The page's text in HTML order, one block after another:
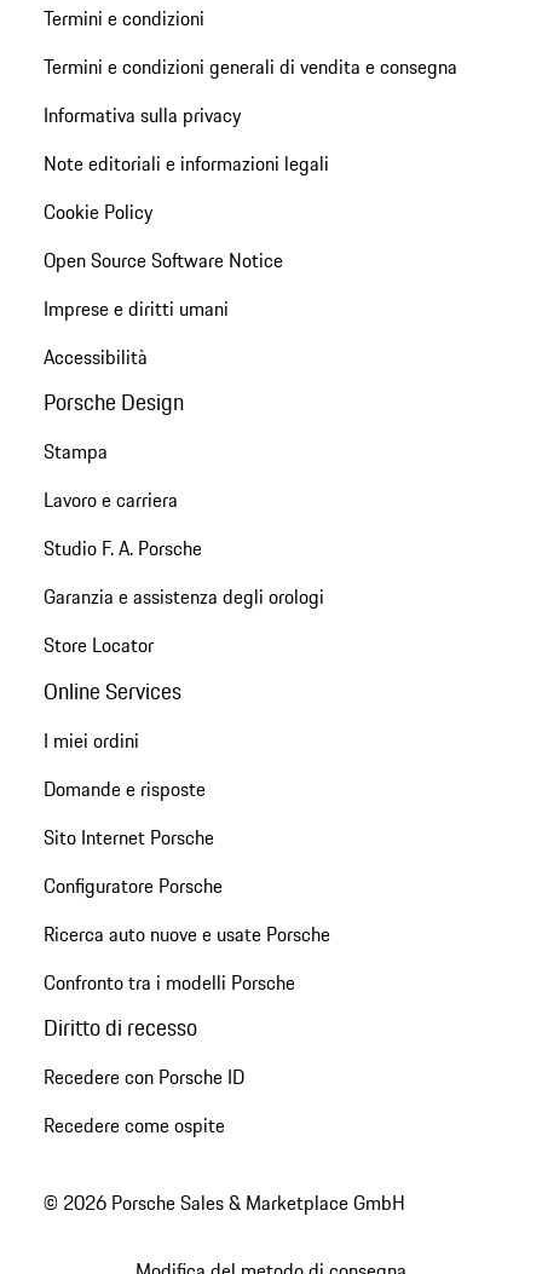
Termini e condizioni
Termini e condizioni generali di vendita e consegna
Informativa sulla privacy
Note editoriali e informazioni legali
Cookie Policy
Open Source Software Notice
Imprese e diritti umani
Accessibilità
Porsche Design
Stampa
Lavoro e carriera
Studio F. A. Porsche
Garanzia e assistenza degli orologi
Store Locator
Online Services
I miei ordini
Domande e risposte
Sito Internet Porsche
Configuratore Porsche
Ricerca auto nuove e usate Porsche
Confronto tra i modelli Porsche
Diritto di recesso
Recedere con Porsche ID
Recedere come ospite
© 2026 Porsche Sales & Marketplace GmbH